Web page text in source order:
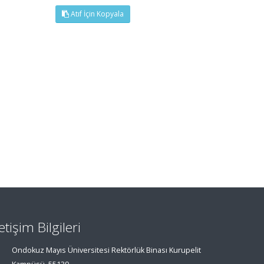
Atıf İçin Kopyala
Bilgileri
Ondokuz Mayıs Üniversitesi Rektörlük Binası Kurupelit